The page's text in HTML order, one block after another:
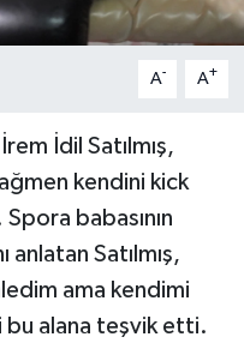
A- A+
İdil Satılmış,
kendini kick
babasının
anlatan Satılmış,
ama kendimi
bu alana teşvik etti.